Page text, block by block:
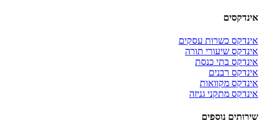
אינדקסים
אינדקס כשרות עסקים
אינדקס שיעורי תורה
אינדקס בתי כנסת
אינדקס רבנים
אינדקס מקוואות
אינדקס מתקני גניזה
שירותים נוספים